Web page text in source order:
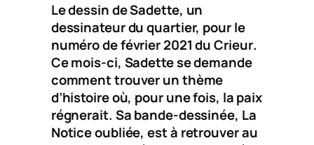
Le dessin de Sadette, un
dessinateur du quartier, pour le
numéro de février 2021 duCrieur.
Ce mois-ci, Sadette se demande
comment trouver un thème
d’histoire où, pour une fois, la paix
régnerait. Sa bande-dessinée, La
Notice oubliée, est à retrouver au